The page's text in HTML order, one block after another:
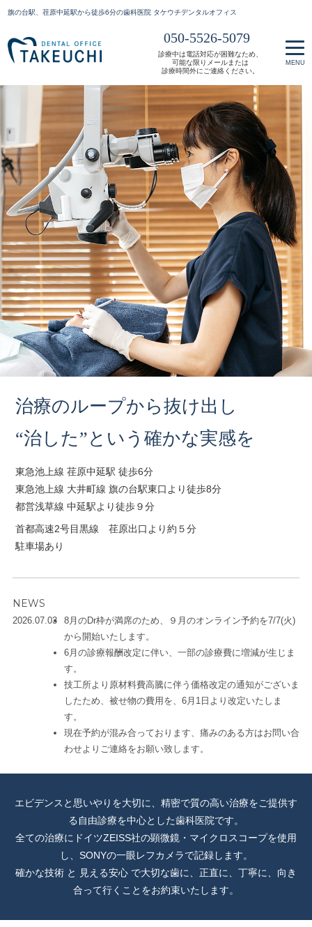
旗の台駅、荏原中延駅から徒歩6分の歯科医院 タケウチデンタルオフィス
050-5526-5079
診療中は電話対応が困難なため、
可能な限りメールまたは
診療時間外にご連絡ください。
治療のループから抜け出し
“治した”という確かな実感を
東急池上線 荏原中延駅 徒歩6分
東急池上線 ⼤井町線 旗の台駅東⼝より徒歩8分
都営浅草線 中延駅より徒歩９分
首都高速2号目黒線 荏原出口より約５分
駐車場あり
NEWS
2026.07.03
8月のDr枠が満席のため、９月のオンライン予約を7/7(火)
から開始いたします。
6月の診療報酬改定に伴い、一部の診療費に増減が生じま
す。
技工所より原材料費高騰に伴う価格改定の通知がございま
したため、被せ物の費用を、6月1日より改定いたしま
す。
現在予約が混み合っております、痛みのある方はお問い合
わせよりご連絡をお願い致します。
エビデンスと思いやりを⼤切に、精密で質の⾼い治療をご提供す
る⾃由診療を中⼼とした⻭科医院です。
全ての治療にドイツZEISS社の顕微鏡・マイクロスコープを使⽤
し、SONYの⼀眼レフカメラで記録します。
確かな技術 と ⾒える安⼼ で⼤切な⻭に、正直に、丁寧に、向き
合って⾏くことをお約束いたします。